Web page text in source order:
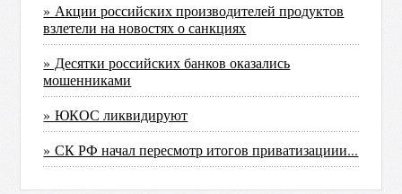
» Акции российских производителей продуктов
взлетели на новостях о санкциях
» Десятки российских банков оказались
мошенниками
» ЮКОС ликвидируют
» СК РФ начал пересмотр итогов приватизациии...